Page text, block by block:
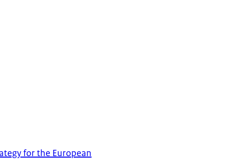
for the European